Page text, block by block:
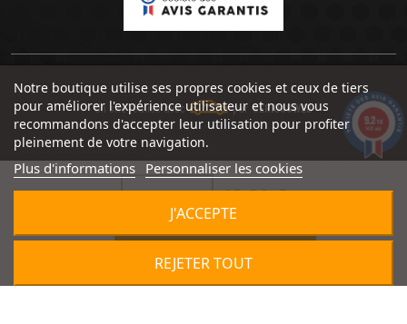
48,90 €
Notre boutique utilise ses propres cookies et ceux de tiers
pour améliorer l'expérience utilisateur et nous vous
recommandons d'accepter leur utilisation pour profiter
pleinement de votre navigation.
Plus d'informations Personnaliser les cookies
REJETER TOUT
J'ACCEPTE
Un site réalisé avec par SERIOUSWEB
9.2/10
1491 avis